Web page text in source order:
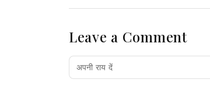
Leave a Comment